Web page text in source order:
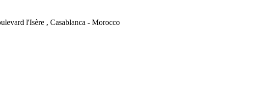
l'Isère , Casablanca - Morocco